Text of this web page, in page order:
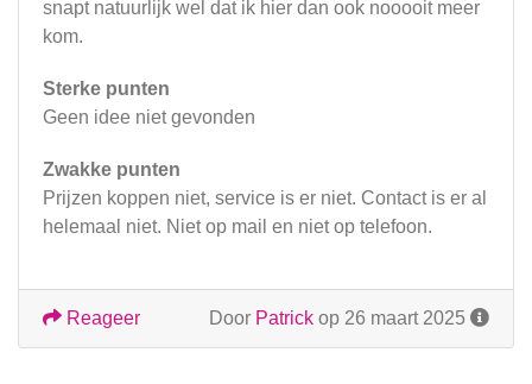
snapt natuurlijk wel dat ik hier dan ook nooooit meer
kom.
Sterke punten
Geen idee niet gevonden
Zwakke punten
Prijzen koppen niet, service is er niet. Contact is er al
helemaal niet. Niet op mail en niet op telefoon.
Door Patrick op 26 maart 2025
Reageer